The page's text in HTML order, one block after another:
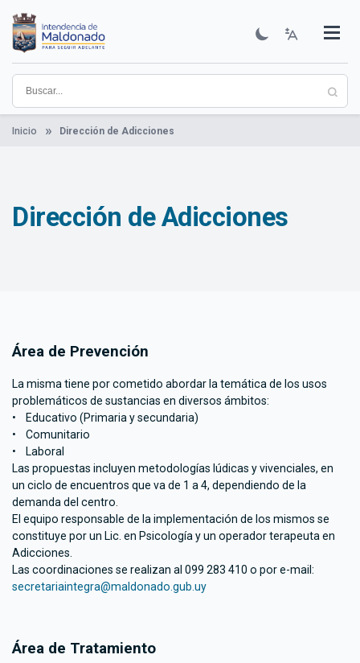
contenido
principal
Institucional
Municipios
Descubre Maldonado
Comunicación
Servicios
Guía De Trámites
Ver Noticias
Inicio Dirección de Adicciones
Dirección de Adicciones
Área de Prevención
La misma tiene por cometido abordar la temática de los usos
problemáticos de sustancias en diversos ámbitos:
• Educativo (Primaria y secundaria)
• Comunitario
• Laboral
Las propuestas incluyen metodologías lúdicas y vivenciales, en
un ciclo de encuentros que va de 1 a 4, dependiendo de la
demanda del centro.
El equipo responsable de la implementación de los mismos se
constituye por un Lic. en Psicología y un operador terapeuta en
Adicciones.
Las coordinaciones se realizan al 099 283 410 o por e-mail:
secretariaintegra@maldonado.gub.uy
Área de Tratamiento